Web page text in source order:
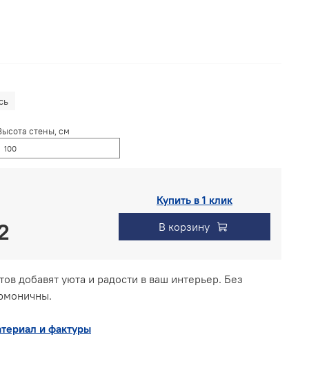
стены, см
Купить в 1 клик
В корзину
добавят уюта и радости в ваш интерьер. Без
и фактуры